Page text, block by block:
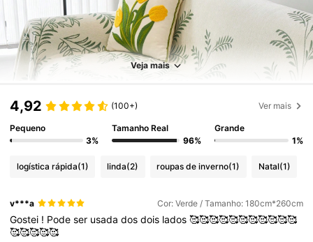
Veja mais
4,92 (100+) Ver mais
Pequeno
3%
Tamanho Real
96%
Grande
1%
logística rápida(1) linda(2) roupas de inverno(1) Natal(1)
v***a Cor: Verde / Tamanho: 180cm*260cm
Gostei ! Podeser usadadosdois lados🥰🥰🥰🥰🥰🥰🥰🥰🥰🥰🥰
🥰🥰🥰🥰🥰